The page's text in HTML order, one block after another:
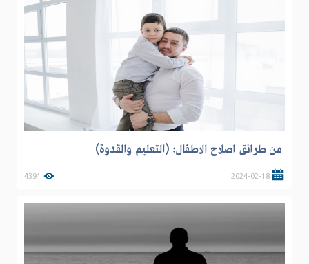
من طرائق اصلاح الاطفال: (التعليم والقدوة)
2024-02-18
4391